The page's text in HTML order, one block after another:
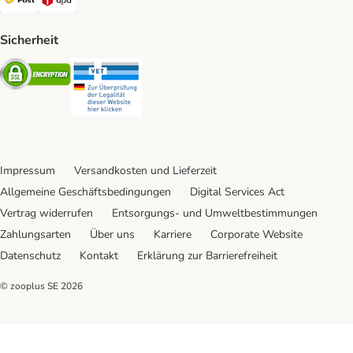
Sicherheit
Security
Impressum
Versandkosten und Lieferzeit
Allgemeine Geschäftsbedingungen
Digital Services Act
Vertrag widerrufen
Entsorgungs- und Umweltbestimmungen
Zahlungsarten
Über uns Karriere
Corporate Website
Datenschutz
Kontakt Erklärung zur Barrierefreiheit
© zooplus SE 2026